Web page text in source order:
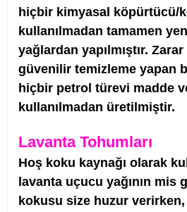
hiçbir kimyasal köpürtücü/
kullanılmadan tamamen
yağlardan yapılmıştır.
güvenilir temizleme yapan
hiçbir petrol türevi madde
kullanılmadan üretilmiştir.
Lavanta Tohumları
Hoş koku kaynağı olarak
lavanta uçucu yağının mis
kokusu size huzur